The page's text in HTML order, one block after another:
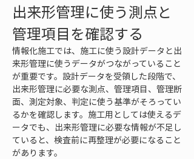
出来形管理に使う測点と
管理項目を確認する
情報化施工では、施工に使う設計データと出
来形管理に使うデータがつながっていること
が重要です。設計データを受領した段階で、
出来形管理に必要な測点、管理項目、管理断
面、測定対象、判定に使う基準がそろってい
るかを確認します。施工用としては使えるデ
ータでも、出来形管理に必要な情報が不足し
ていると、検査前に再整理が必要になること
があります。